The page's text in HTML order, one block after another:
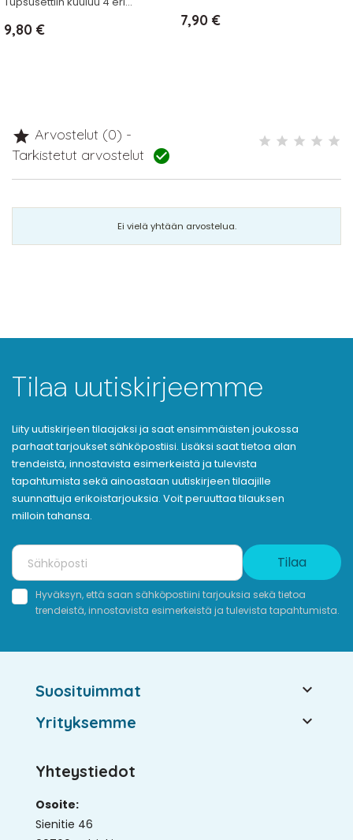
Hinta
9,80 €
Hinta
7,90 €
 Arvostelut (0) -
Tarkistetut arvostelut 
Ei vielä yhtään arvostelua.
Tilaa uutiskirjeemme
Liity uutiskirjeen tilaajaksi ja saat ensimmäisten joukossa
parhaat tarjoukset sähköpostiisi. Lisäksi saat tietoa alan
trendeistä, innostavista esimerkeistä ja tulevista
tapahtumista sekä ainoastaan uutiskirjeen tilaajille
suunnattuja erikoistarjouksia. Voit peruuttaa tilauksen
milloin tahansa.
Tilaa
Hyväksyn, että saan sähköpostiini tarjouksia sekä tietoa
trendeistä, innostavista esimerkeistä ja tulevista tapahtumista.
Suosituimmat 
Yrityksemme 
Yhteystiedot
Osoite:
Sienitie 46